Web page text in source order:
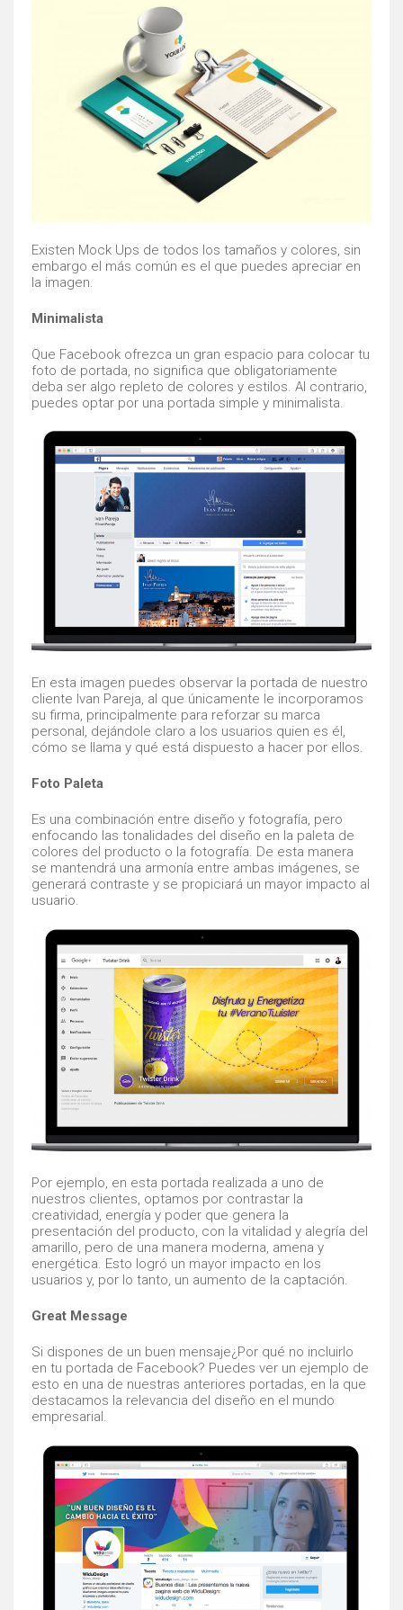
Existen Mock Ups de todos los tamaños y colores, sin
embargo el más común es el que puedes apreciar en
la imagen.
Minimalista
Que Facebook ofrezca un gran espacio para colocar tu
foto de portada, no significa que obligatoriamente
deba ser algo repleto de colores y estilos. Al contrario,
puedes optar por una portada simple y minimalista.
En esta imagen puedes observar la portada de nuestro
cliente Ivan Pareja, al que únicamente le incorporamos
su firma, principalmente para reforzar su marca
personal, dejándole claro a los usuarios quien es él,
cómo se llama y qué está dispuesto a hacer por ellos.
Foto Paleta
Es una combinación entre diseño y fotografía, pero
enfocando las tonalidades del diseño en la paleta de
colores del producto o la fotografía. De esta manera
se mantendrá una armonía entre ambas imágenes, se
generará contraste y se propiciará un mayor impacto al
usuario.
Por ejemplo, en esta portada realizada a uno de
nuestros clientes, optamos por contrastar la
creatividad, energía y poder que genera la
presentación del producto, con la vitalidad y alegría del
amarillo, pero de una manera moderna, amena y
energética. Esto logró un mayor impacto en los
usuarios y, por lo tanto, un aumento de la captación.
Great Message
Si dispones de un buen mensaje¿Por qué no incluirlo
en tu portada de Facebook? Puedes ver un ejemplo de
esto en una de nuestras anteriores portadas, en la que
destacamos la relevancia del diseño en el mundo
empresarial.